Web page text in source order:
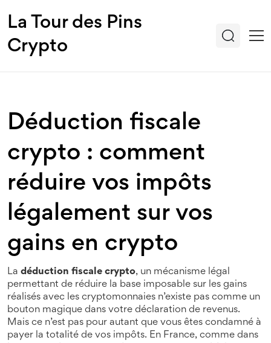
La Tour des Pins
Crypto
Déduction fiscale
crypto : comment
réduire vos impôts
légalement sur vos
gains en crypto
La déduction fiscale crypto, un mécanisme légal
permettant de réduire la base imposable sur les gains
réalisés avec les cryptomonnaies n’existe pas comme un
bouton magique dans votre déclaration de revenus.
Mais ce n’est pas pour autant que vous êtes condamné à
payer la totalité de vos impôts. En France, comme dans